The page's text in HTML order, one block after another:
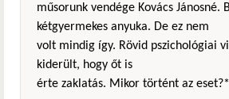
műsorunk vendége Kovács Jánosné.
kétgyermekes anyuka. De ez nem
volt mindig így. Rövid pszichológiai
kiderült, hogy őt is
érte zaklatás. Mikor történt az eset?*